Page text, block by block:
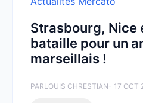
Strasbourg, Nice
bataille pour un
marseillais !
PARLOUIS CHRESTIAN- 17 OCT